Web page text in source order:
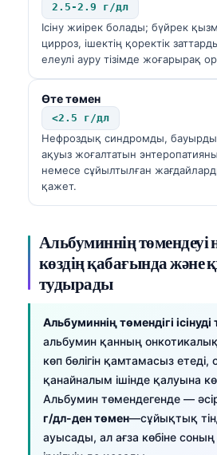
2.5-2.9 г/дл
Ісіну жиірек болады; бүйрек
цирроз, ішектің қоректік
елеулі ауру тізімде жоғарырақ
Өте төмен
<2.5 г/дл
Нефроздық синдромды,
ақуыз жоғалтатын
немесе сұйылтылған
қажет.
Альбуминнің төмендеуі
көздің қабағында және
тудырады
Альбуминнің төмендігі
альбумин қанның
көп бөлігін қамтамасыз
қанайналым ішінде қалуына
Альбумин төмендегенде —
г/дл-ден төмен—сұйықтық
ауысады, ал ағза көбіне соның